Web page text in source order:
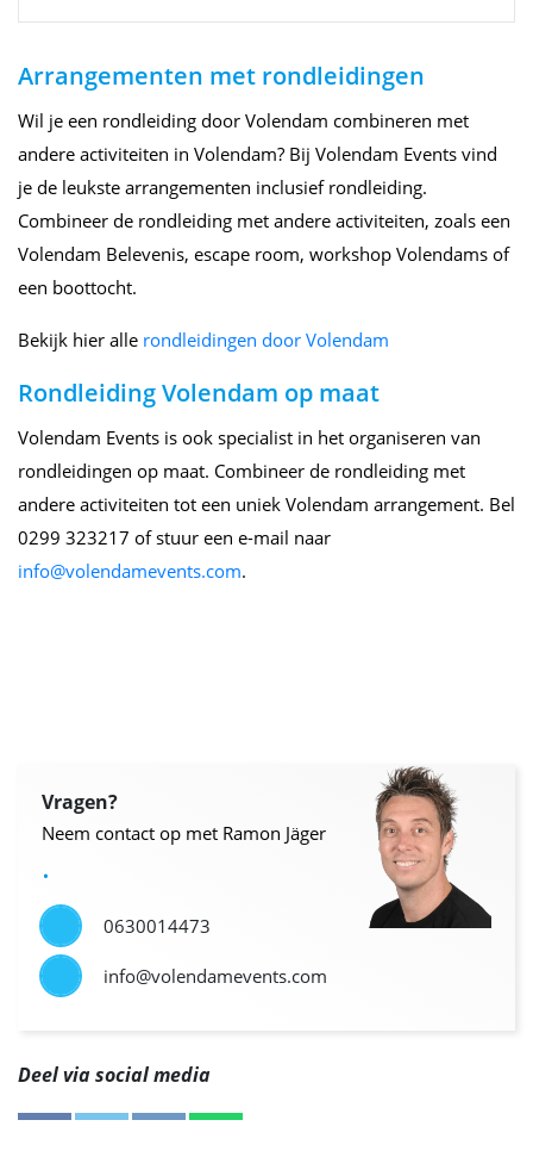
Arrangementen met rondleidingen
Wil je een rondleiding door Volendam combineren met
andere activiteiten in Volendam? Bij Volendam Events vind
je de leukste arrangementen inclusief rondleiding.
Combineer de rondleiding met andere activiteiten, zoals een
Volendam Belevenis, escape room, workshop Volendams of
een boottocht.
Bekijk hier alle rondleidingen door Volendam
Rondleiding Volendam op maat
Volendam Events is ook specialist in het organiseren van
rondleidingen op maat. Combineer de rondleiding met
andere activiteiten tot een uniek Volendam arrangement. Bel
0299 323217 of stuur een e-mail naar
info@volendamevents.com.
Vragen?
Neem contact op met Ramon Jäger
.
0630014473
info@volendamevents.com
Deel via social media